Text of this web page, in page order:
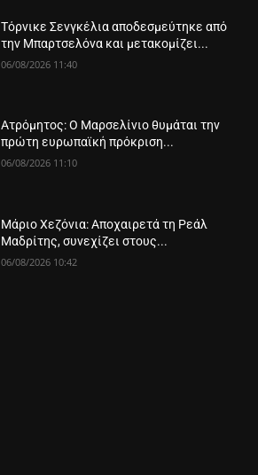
Τόρνικε Σενγκέλια αποδεσμεύτηκε από
την Μπαρτσελόνα και μετακομίζει...
06/08/2026 11:40
Ατρόμητος: Ο Μαρσελίνιο θυμάται την
πρώτη ευρωπαϊκή πρόκριση...
06/08/2026 11:10
Μάριο Χεζόνια: Αποχαιρετά τη Ρεάλ
Μαδρίτης, συνεχίζει στους...
06/08/2026 10:42